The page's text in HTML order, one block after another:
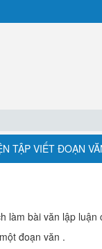
TẬP VIẾT ĐOẠN
làm bài văn lập luận
đoạn văn .